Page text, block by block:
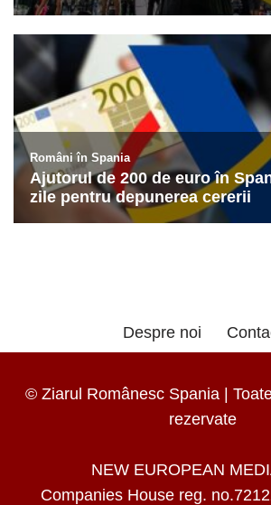
Despre noi
© Ziarul Românesc Spania |
rezervate
NEW EUROPEAN
Companies House reg.